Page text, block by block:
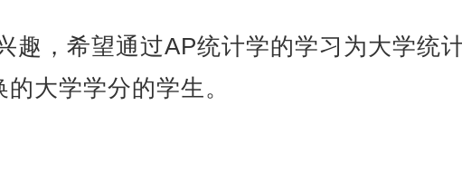
趣，希望通过AP统计学的学习为大学统
大学学分的学生。